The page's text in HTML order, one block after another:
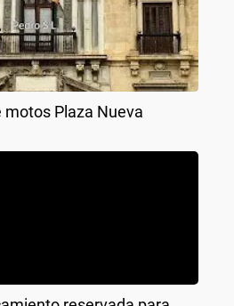
motos Plaza Nueva